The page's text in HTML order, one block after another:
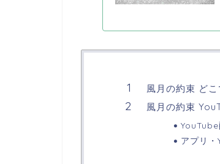
風月の約束 どこ
風月の約束
YouTube
アプリ